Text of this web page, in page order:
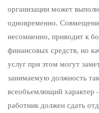
организации может
одновременно.
несомненно, приводит к
финансовых средств, но
услуг при этом могут
занимаемую должность
всеобъемлющий характер
работник должен сдать